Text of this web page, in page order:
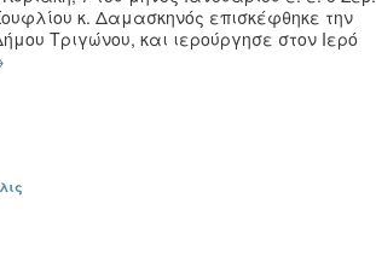
κ. Δαμασκηνός επισκέφθηκε την
Τριγώνου, και ιερούργησε στον Ιερό